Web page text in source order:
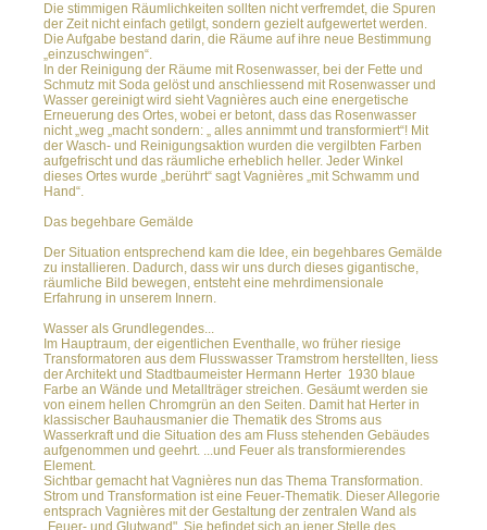
Die stimmigen Räumlichkeiten sollten nicht verfremdet, die Spuren
der Zeit nicht einfach getilgt, sondern gezielt aufgewertet werden.
Die Aufgabe bestand darin, die Räume auf ihre neue Bestimmung
„einzuschwingen“.
In der Reinigung der Räume mit Rosenwasser, bei der Fette und
Schmutz mit Soda gelöst und anschliessend mit Rosenwasser und
Wasser gereinigt wird sieht Vagnières auch eine energetische
Erneuerung des Ortes, wobei er betont, dass das Rosenwasser
nicht „weg „macht sondern: „ alles annimmt und transformiert“! Mit
der Wasch- und Reinigungsaktion wurden die vergilbten Farben
aufgefrischt und das räumliche erheblich heller. Jeder Winkel
dieses Ortes wurde „berührt“ sagt Vagnières „mit Schwamm und
Hand“.
Das begehbare Gemälde
Der Situation entsprechend kam die Idee, ein begehbares Gemälde
zu installieren. Dadurch, dass wir uns durch dieses gigantische,
räumliche Bild bewegen, entsteht eine mehrdimensionale
Erfahrung in unserem Innern.
Wasser als Grundlegendes...
Im Hauptraum, der eigentlichen Eventhalle, wo früher riesige
Transformatoren aus dem Flusswasser Tramstrom herstellten, liess
der Architekt und Stadtbaumeister Hermann Herter 1930 blaue
Farbe an Wände und Metallträger streichen. Gesäumt werden sie
von einem hellen Chromgrün an den Seiten. Damit hat Herter in
klassischer Bauhausmanier die Thematik des Stroms aus
Wasserkraft und die Situation des am Fluss stehenden Gebäudes
aufgenommen und geehrt. ...und Feuer als transformierendes
Element.
Sichtbar gemacht hat Vagnières nun das Thema Transformation.
Strom und Transformation ist eine Feuer-Thematik. Dieser Allegorie
entsprach Vagnières mit der Gestaltung der zentralen Wand als
„Feuer- und Glutwand". Sie befindet sich an jener Stelle des